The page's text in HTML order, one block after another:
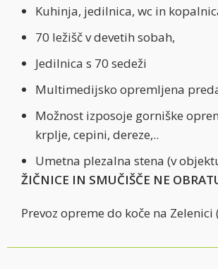
Kuhinja, jedilnica, wc in
70 ležišč v devetih sobah,
Jedilnica s 70 sedeži
Multimedijsko opremljena
Možnost izposoje gorniške
krplje, cepini, dereze,..
Umetna plezalna stena (v
ŽIČNICE IN SMUČIŠČE NE
Prevoz opreme do koče na